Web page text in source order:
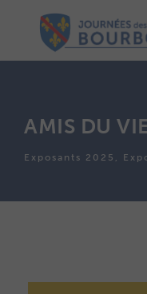
AMIS DU
Exposants 2025,